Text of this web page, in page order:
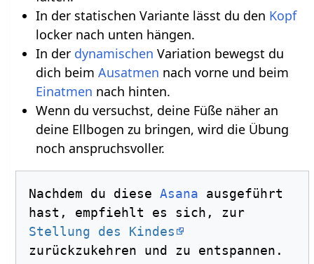
In der statischen Variante lässt du den Kopf
locker nach unten hängen.
In der dynamischen Variation bewegst du
dich beim Ausatmen nach vorne und beim
Einatmen nach hinten.
Wenn du versuchst, deine Füße näher an
deine Ellbogen zu bringen, wird die Übung
noch anspruchsvoller.
Nachdem du diese Asana ausgeführt
Stellung des Kindes